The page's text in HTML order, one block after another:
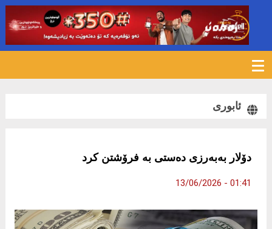
ئابوری
دۆلار بەبەرزی دەستی بە فرۆشتن کرد
01:41 - 13/06/2026